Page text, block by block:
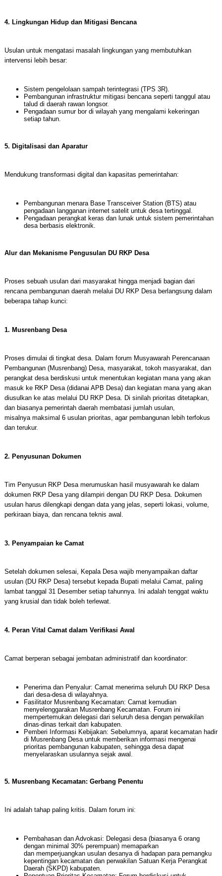
4. Lingkungan Hidup dan Mitigasi Bencana
Usulan untuk mengatasi masalah lingkungan yang membutuhkan
intervensi lebih besar:
Sistem pengelolaan sampah terintegrasi (TPS 3R).
Pembangunan infrastruktur mitigasi bencana seperti tanggul atau
talud di daerah rawan longsor.
Pengadaan sumur bor di wilayah yang mengalami kekeringan
setiap tahun.
5. Digitalisasi dan Aparatur
Mendukung transformasi digital dan kapasitas pemerintahan:
Pembangunan menara Base Transceiver Station (BTS) atau
pengadaan langganan internet satelit untuk desa tertinggal.
Pengadaan perangkat keras dan lunak untuk sistem pemerintahan
desa berbasis elektronik.
Alur dan Mekanisme Pengusulan DU RKP Desa
Proses sebuah usulan dari masyarakat hingga menjadi bagian dari
rencana pembangunan daerah melalui DU RKP Desa berlangsung dalam
beberapa tahap kunci:
1. Musrenbang Desa
Proses dimulai di tingkat desa. Dalam forum Musyawarah Perencanaan
Pembangunan (Musrenbang) Desa, masyarakat, tokoh masyarakat, dan
perangkat desa berdiskusi untuk menentukan kegiatan mana yang akan
masuk ke RKP Desa (didanai APB Desa) dan kegiatan mana yang akan
diusulkan ke atas melalui DU RKP Desa. Di sinilah prioritas ditetapkan,
dan biasanya pemerintah daerah membatasi jumlah usulan,
misalnya maksimal 6 usulan prioritas, agar pembangunan lebih terfokus
dan terukur.
2. Penyusunan Dokumen
Tim Penyusun RKP Desa merumuskan hasil musyawarah ke dalam
dokumen RKP Desa yang dilampiri dengan DU RKP Desa. Dokumen
usulan harus dilengkapi dengan data yang jelas, seperti lokasi, volume,
perkiraan biaya, dan rencana teknis awal.
3. Penyampaian ke Camat
Setelah dokumen selesai, Kepala Desa wajib menyampaikan daftar
usulan (DU RKP Desa) tersebut kepada Bupati melalui Camat, paling
lambat tanggal 31 Desember setiap tahunnya. Ini adalah tenggat waktu
yang krusial dan tidak boleh terlewat.
4. Peran Vital Camat dalam Verifikasi Awal
Camat berperan sebagai jembatan administratif dan koordinator:
Penerima dan Penyalur: Camat menerima seluruh DU RKP Desa
dari desa-desa di wilayahnya.
Fasilitator Musrenbang Kecamatan: Camat kemudian
menyelenggarakan Musrenbang Kecamatan. Forum ini
mempertemukan delegasi dari seluruh desa dengan perwakilan
dinas-dinas terkait dari kabupaten.
Pemberi Informasi Kebijakan: Sebelumnya, aparat kecamatan hadir
di Musrenbang Desa untuk memberikan informasi mengenai
prioritas pembangunan kabupaten, sehingga desa dapat
menyelaraskan usulannya sejak awal.
5. Musrenbang Kecamatan: Gerbang Penentu
Ini adalah tahap paling kritis. Dalam forum ini:
Pembahasan dan Advokasi: Delegasi desa (biasanya 6 orang
dengan minimal 30% perempuan) memaparkan
dan memperjuangkan usulan desanya di hadapan para pemangku
kepentingan kecamatan dan perwakilan Satuan Kerja Perangkat
Daerah (SKPD) kabupaten.